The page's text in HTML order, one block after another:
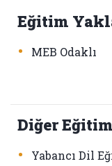
Eğitim
• MEB Odaklı
Diğer
• Yabancı Dil